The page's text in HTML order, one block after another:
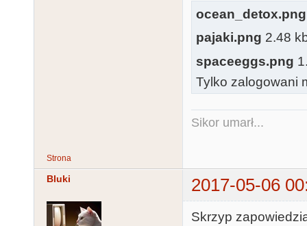
ocean_detox.png
pajaki.png 2.48
spaceeggs.png
Tylko zalogowani
Sikor umarł...
Strona
Bluki 2017-05-06
Skrzyp